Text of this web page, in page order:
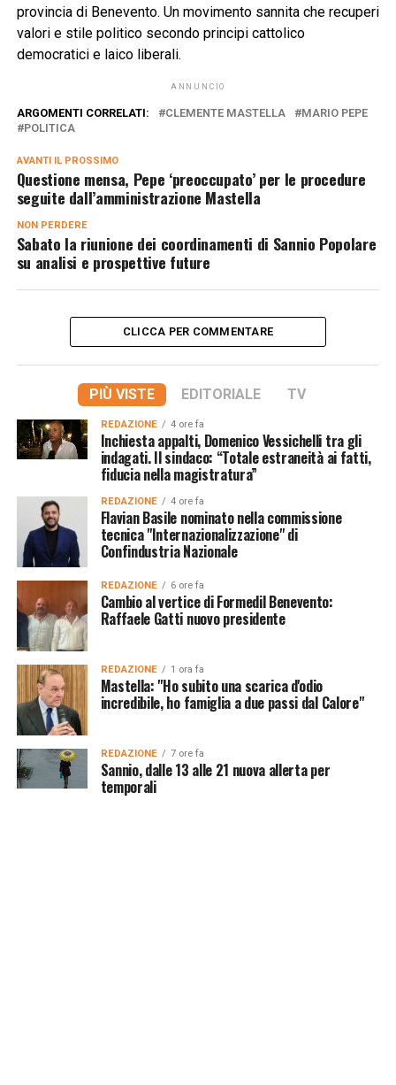
provincia di Benevento. Un movimento sannita che recuperi
valori e stile politico secondo principi cattolico
democratici e laico liberali.
ANNUNCIO
ARGOMENTI CORRELATI: CLEMENTE MASTELLA
MARIO PEPE
POLITICA
AVANTI IL ​​PROSSIMO
Questione mensa, Pepe ‘preoccupato’ per le procedure
seguite dall’amministrazione Mastella
NON PERDERE
Sabato la riunione dei coordinamenti di Sannio Popolare
su analisi e prospettive future
CLICCA PER COMMENTARE
PIÙ VISTE EDITORIALE TV
REDAZIONE 4 ore fa
Inchiesta appalti, Domenico Vessichelli tra gli
indagati. Il sindaco: “Totale estraneità ai fatti,
fiducia nella magistratura”
REDAZIONE 4 ore fa
Flavian Basile nominato nella commissione
tecnica "Internazionalizzazione" di
Confindustria Nazionale
REDAZIONE 6 ore fa
Cambio al vertice di Formedil Benevento:
Raffaele Gatti nuovo presidente
REDAZIONE 1 ora fa
Mastella: "Ho subito una scarica d'odio
incredibile, ho famiglia a due passi dal Calore"
REDAZIONE 7 ore fa
Sannio, dalle 13 alle 21 nuova allerta per
temporali